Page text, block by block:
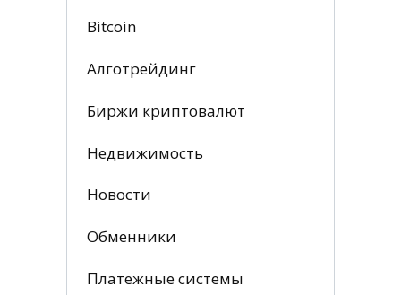
Bitcoin
Алготрейдинг
Биржи криптовалют
Недвижимость
Новости
Обменники
Платежные системы